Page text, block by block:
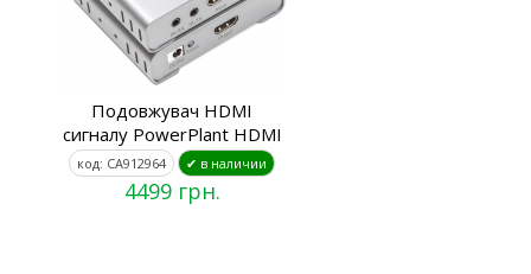
Подовжувач HDMI
сигналу PowerPlant HDMI
код: CA912964 ✔ в наличии
4499 грн.